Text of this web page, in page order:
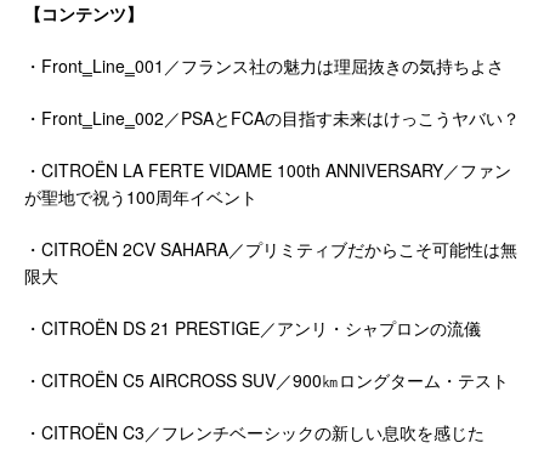
【コンテンツ】
・Front‗Line‗001／フランス社の魅力は理屈抜きの気持ちよさ
・Front‗Line‗002／PSAとFCAの目指す未来はけっこうヤバい？
・CITROËN LA FERTE VIDAME 100th ANNIVERSARY／ファン
が聖地で祝う100周年イベント
・CITROËN 2CV SAHARA／プリミティブだからこそ可能性は無
限大
・CITROËN DS 21 PRESTIGE／アンリ・シャプロンの流儀
・CITROËN C5 AIRCROSS SUV／900㎞ロングターム・テスト
・CITROËN C3／フレンチベーシックの新しい息吹を感じた